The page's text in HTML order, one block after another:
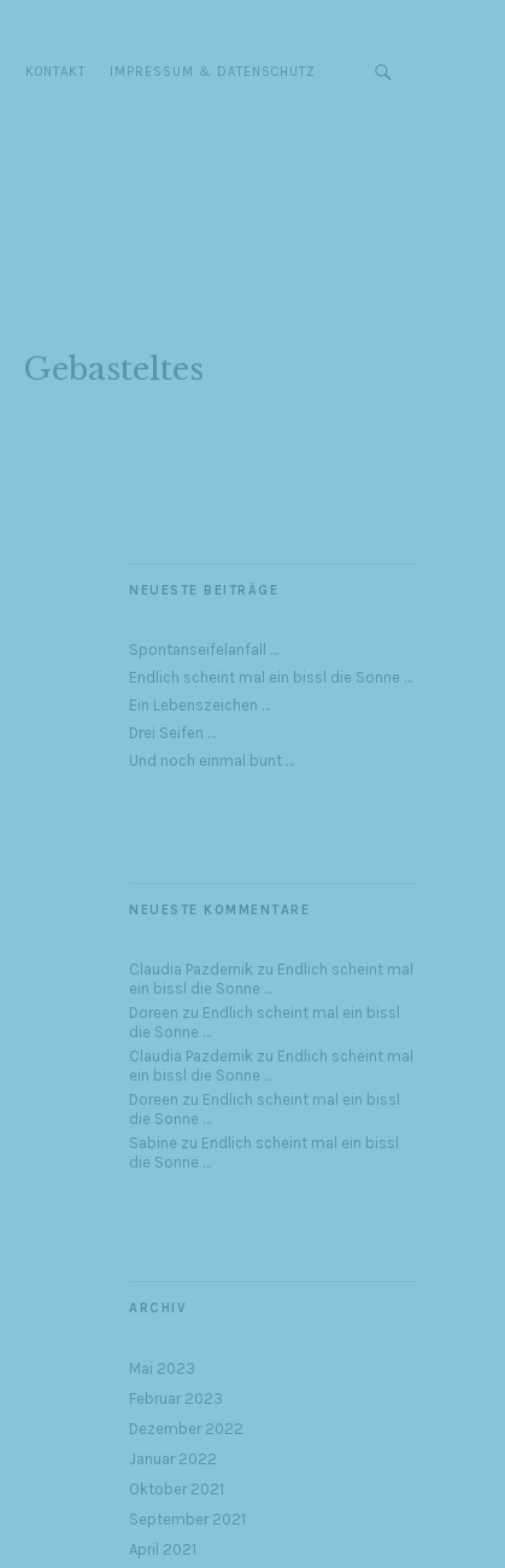
KONTAKT IMPRESSUM & DATENSCHUTZ
Gebasteltes
NEUESTE BEITRÄGE
Spontanseifelanfall …
Endlich scheint mal ein bissl die Sonne …
Ein Lebenszeichen …
Drei Seifen …
Und noch einmal bunt …
NEUESTE KOMMENTARE
Claudia Pazdernik zu Endlich scheint mal
ein bissl die Sonne …
Doreen zu Endlich scheint mal ein bissl
die Sonne …
Claudia Pazdernik zu Endlich scheint mal
ein bissl die Sonne …
Doreen zu Endlich scheint mal ein bissl
die Sonne …
Sabine zu Endlich scheint mal ein bissl
die Sonne …
ARCHIV
Mai 2023
Februar 2023
Dezember 2022
Januar 2022
Oktober 2021
September 2021
April 2021